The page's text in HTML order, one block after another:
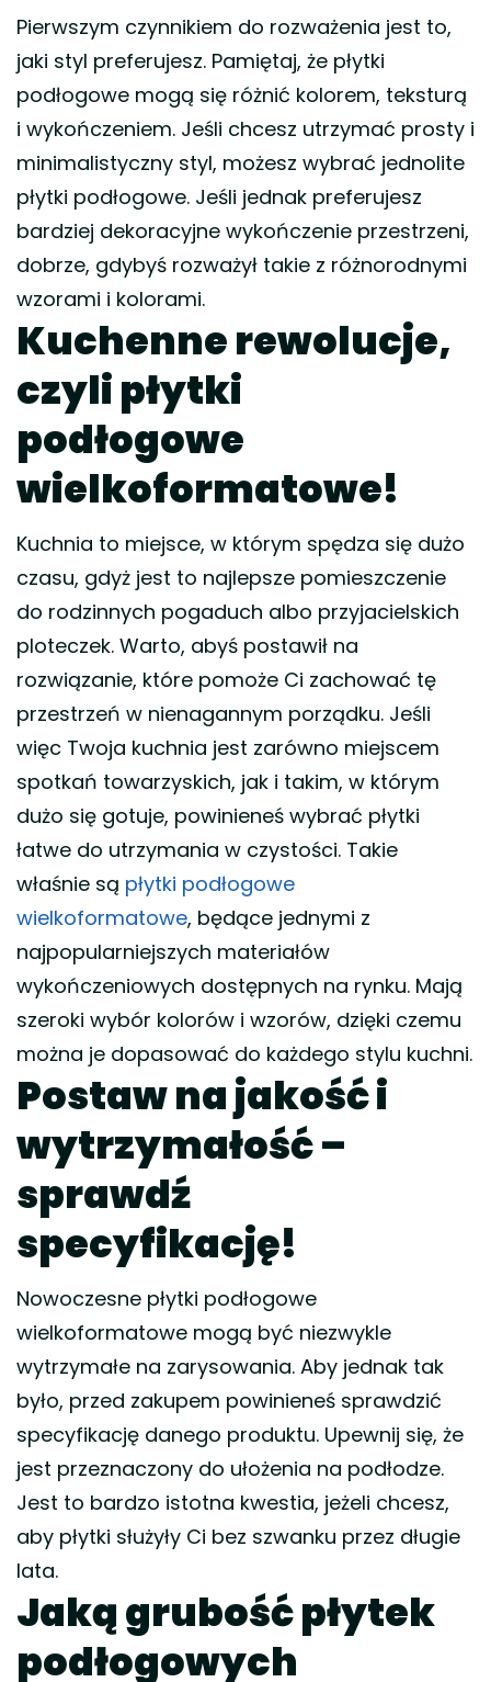
Pierwszym czynnikiem do rozważenia jest to,
jaki styl preferujesz. Pamiętaj, że płytki
podłogowe mogą się różnić kolorem, teksturą
i wykończeniem. Jeśli chcesz utrzymać prosty i
minimalistyczny styl, możesz wybrać jednolite
płytki podłogowe. Jeśli jednak preferujesz
bardziej dekoracyjne wykończenie przestrzeni,
dobrze, gdybyś rozważył takie z różnorodnymi
wzorami i kolorami.
Kuchenne rewolucje,
czyli płytki
podłogowe
wielkoformatowe!
Kuchnia to miejsce, w którym spędza się dużo
czasu, gdyż jest to najlepsze pomieszczenie
do rodzinnych pogaduch albo przyjacielskich
ploteczek. Warto, abyś postawił na
rozwiązanie, które pomoże Ci zachować tę
przestrzeń w nienagannym porządku. Jeśli
więc Twoja kuchnia jest zarówno miejscem
spotkań towarzyskich, jak i takim, w którym
dużo się gotuje, powinieneś wybrać płytki
łatwe do utrzymania w czystości. Takie
właśnie są płytki podłogowe
wielkoformatowe, będące jednymi z
najpopularniejszych materiałów
wykończeniowych dostępnych na rynku. Mają
szeroki wybór kolorów i wzorów, dzięki czemu
można je dopasować do każdego stylu kuchni.
Postaw na jakość i
wytrzymałość –
sprawdź
specyfikację!
Nowoczesne płytki podłogowe
wielkoformatowe mogą być niezwykle
wytrzymałe na zarysowania. Aby jednak tak
było, przed zakupem powinieneś sprawdzić
specyfikację danego produktu. Upewnij się, że
jest przeznaczony do ułożenia na podłodze.
Jest to bardzo istotna kwestia, jeżeli chcesz,
aby płytki służyły Ci bez szwanku przez długie
lata.
Jaką grubość płytek
podłogowych